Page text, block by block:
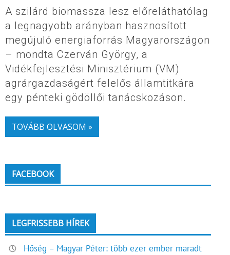
A szilárd biomassza lesz előreláthatólag
a legnagyobb arányban hasznosított
megújuló energiaforrás Magyarországon
– mondta Czerván György, a
Vidékfejlesztési Minisztérium (VM)
agrárgazdaságért felelős államtitkára
egy pénteki gödöllői tanácskozáson.
TOVÁBB OLVASOM »
FACEBOOK
LEGFRISSEBB HÍREK
Hőség – Magyar Péter: több ezer ember maradt